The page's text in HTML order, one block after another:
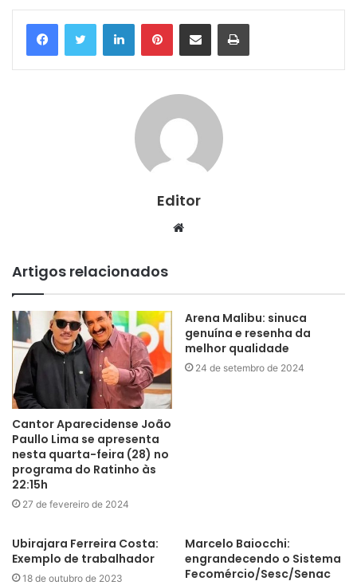
LinkedinPinterestCompartilhar via e-mail Imprimir
Editor
Website
Artigos relacionados
Cantor Aparecidense João
Paullo Lima se apresenta
nesta quarta-feira (28) no
programa do Ratinho às
22:15h
27 de fevereiro de 2024
Arena Malibu: sinuca
genuína e resenha da
melhor qualidade
24 de setembro de 2024
Ubirajara Ferreira Costa:
Exemplo de trabalhador
18 de outubro de 2023
Marcelo Baiocchi:
engrandecendo o Sistema
Fecomércio/Sesc/Senac